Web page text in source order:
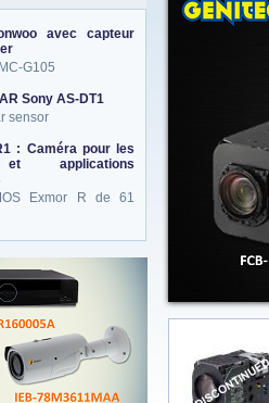
avec capteur
G105
Sony AS-DT1
sensor
: Caméra pour les
applications
Exmor R de 61